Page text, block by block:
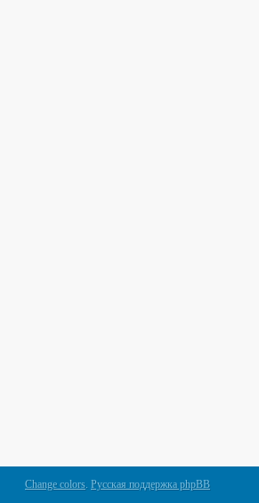
Change colors. Русская поддержка phpBB